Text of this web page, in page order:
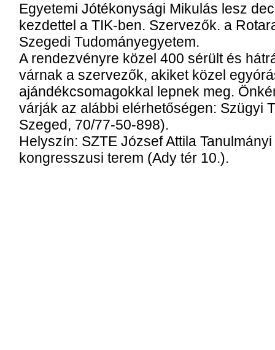
Egyetemi Jótékonysági Mikulás lesz
kezdettel a TIK-ben. Szervezők. a
Szegedi Tudományegyetem.
A rendezvényre közel 400 sérült és
várnak a szervezők, akiket közel
ajándékcsomagokkal lepnek meg.
várják az alábbi elérhetőségen: Szügyi
Szeged, 70/77-50-898).
Helyszín: SZTE József Attila
kongresszusi terem (Ady tér 10.).